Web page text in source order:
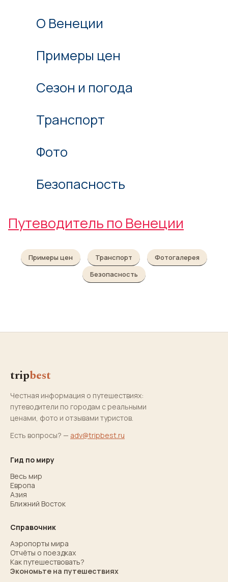
О Венеции
Примеры цен
Сезон и погода
Транспорт
Фото
Безопасность
Путеводитель по Венеции
Примеры цен Транспорт
Фотогалерея
Безопасность
tripbest
Честная информация о путешествиях:
путеводители по городам с реальными
ценами, фото и отзывами туристов.
Есть вопросы? — adv@tripbest.ru
Гид по миру
Весь мир
Европа
Азия
Ближний Восток
Справочник
Аэропорты мира
Отчёты о поездках
Как путешествовать?
Экономьте на путешествиях